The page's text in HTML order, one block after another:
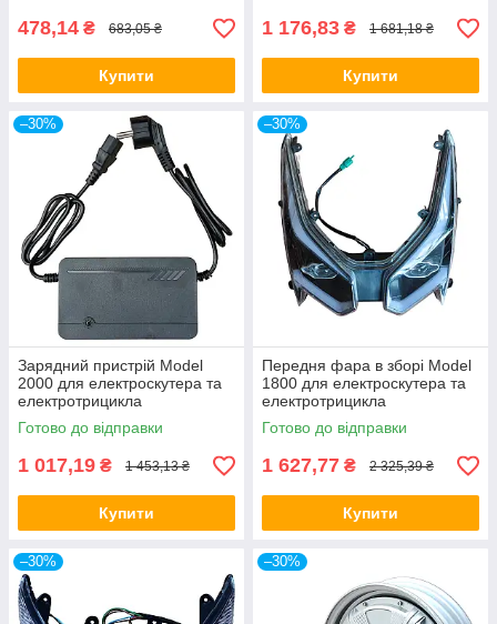
478,14 ₴ 683,05 ₴
Купити
1 176,83 ₴ 1 681,18 ₴
Купити
–30%
Зарядний пристрій Model
2000 для електроскутера та
електротрицикла
Готово до відправки
1 017,19 ₴ 1 453,13 ₴
Купити
–30%
Передня фара в зборі Model
1800 для електроскутера та
електротрицикла
Готово до відправки
1 627,77 ₴ 2 325,39 ₴
Купити
–30% –30%